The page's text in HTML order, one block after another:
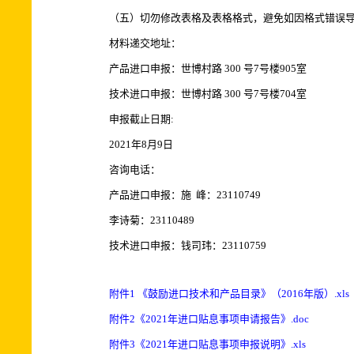
（五）切勿修改表格及表格格式，避免如因格式错误
材料递交地址：
产品进口申报：世博村路 300 号7号楼905室
技术进口申报：世博村路 300 号7号楼704室
申报截止日期:
2021年8月9日
咨询电话：
产品进口申报：施 峰：23110749
李诗菊：23110489
技术进口申报：钱司玮：23110759
附件1 《鼓励进口技术和产品目录》（2016年版）.xls
附件2《2021年进口贴息事项申请报告》.doc
附件3《2021年进口贴息事项申报说明》.xls